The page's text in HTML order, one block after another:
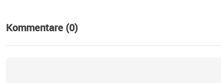
Kommentare (0)